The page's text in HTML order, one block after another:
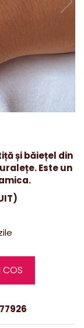
și băiețel din
Este un